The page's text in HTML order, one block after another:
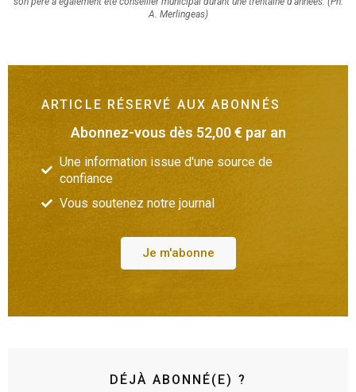
A. Merlingeas)
ARTICLE RÉSERVÉ AUX ABONNÉS
Abonnez-vous dès 52,00 € par an
Une information issue d'une source de
confiance
Vous soutenez notre journal
Je m'abonne
DÉJÀ ABONNÉ(E) ?